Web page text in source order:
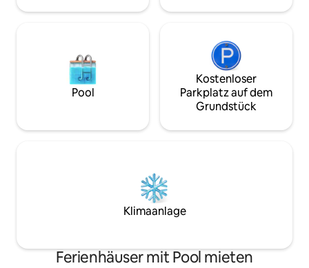
Pool
Kostenloser
Parkplatz auf dem
Grundstück
Klimaanlage
Ferienhäuser mit Pool mieten